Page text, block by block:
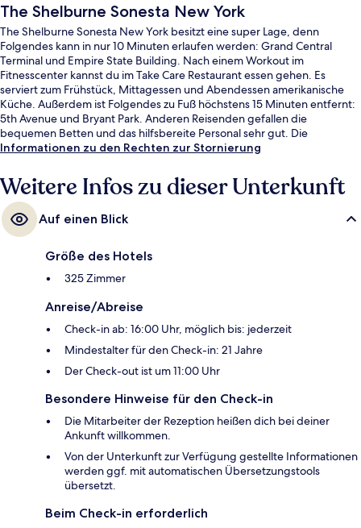
The Shelburne Sonesta New York
The Shelburne Sonesta New York besitzt eine super Lage, denn
Folgendes kann in nur 10 Minuten erlaufen werden: Grand Central
Terminal und Empire State Building. Nach einem Workout im
Fitnesscenter kannst du im Take Care Restaurant essen gehen. Es
serviert zum Frühstück, Mittagessen und Abendessen amerikanische
Küche. Außerdem ist Folgendes zu Fuß höchstens 15 Minuten entfernt:
5th Avenue und Bryant Park. Anderen Reisenden gefallen die
bequemen Betten und das hilfsbereite Personal sehr gut. Die
Unterkunft ist nur einen kurzen Fußmarsch von den öffentlichen
Station 33rd St. (Park Av. South)) bzw. 11 Minuten (U-Bahn-Station Fifth
Av. (W. 42nd St.)).
Informationen zu den Rechten zur Stornierung
Weitere Infos zu dieser Unterkunft
Auf einen Blick
Größe des Hotels
325 Zimmer
Anreise/Abreise
Check-in ab: 16:00 Uhr, möglich bis: jederzeit
Mindestalter für den Check-in: 21 Jahre
Der Check-out ist um 11:00 Uhr
Besondere Hinweise für den Check-in
Die Mitarbeiter der Rezeption heißen dich bei deiner
Ankunft willkommen.
Von der Unterkunft zur Verfügung gestellte Informationen
werden ggf. mit automatischen Übersetzungstools
übersetzt.
Beim Check-in erforderlich